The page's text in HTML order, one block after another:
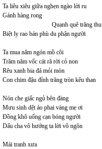
Ta liêu xiêu giữa nghẹn ngào lời ru
Gánh hàng rong
Quạnh quẽ trăng thu
Biệt ly rao bán phù du phận người
Ta mua năm ngón mồ côi
Trăm năm vốc cát rã rời cỏ non
Rêu xanh bia đá mỏi mòn
Con chim đậu đỉnh trăng tròn kêu than
Nón che giấc ngủ bên đàng
Mưu sinh dệt áo phai vàng mẹ ơi
Đồng khô uống cạn bóng người
Dấu cha vô hướng ta lời vô ngôn
Mái tranh xưa